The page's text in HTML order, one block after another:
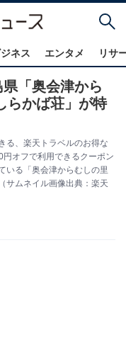
ネス エンタメ リサ
県「奥会津から
らかば荘」が特
る、楽天トラベルのお得な
オフで利用できるクーポン
いる「奥会津からむしの里
サムネイル画像出典：楽天